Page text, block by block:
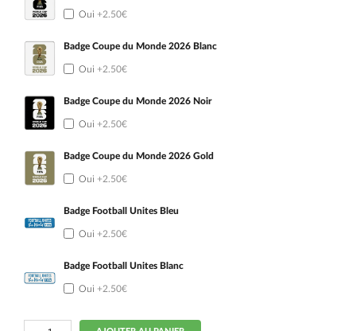
Oui +2.50€
Badge Coupe du Monde 2026 Blanc
Oui +2.50€
Badge Coupe du Monde 2026 Noir
Oui +2.50€
Badge Coupe du Monde 2026 Gold
Oui +2.50€
Badge Football Unites Bleu
Oui +2.50€
Badge Football Unites Blanc
Oui +2.50€
quantité